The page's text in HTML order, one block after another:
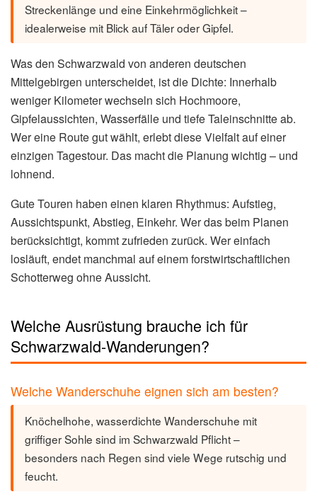
Streckenlänge und eine Einkehrmöglichkeit –
idealerweise mit Blick auf Täler oder Gipfel.
Was den Schwarzwald von anderen deutschen
Mittelgebirgen unterscheidet, ist die Dichte: Innerhalb
weniger Kilometer wechseln sich Hochmoore,
Gipfelaussichten, Wasserfälle und tiefe Taleinschnitte ab.
Wer eine Route gut wählt, erlebt diese Vielfalt auf einer
einzigen Tagestour. Das macht die Planung wichtig – und
lohnend.
Gute Touren haben einen klaren Rhythmus: Aufstieg,
Aussichtspunkt, Abstieg, Einkehr. Wer das beim Planen
berücksichtigt, kommt zufrieden zurück. Wer einfach
losläuft, endet manchmal auf einem forstwirtschaftlichen
Schotterweg ohne Aussicht.
Welche Ausrüstung brauche ich für
Schwarzwald-Wanderungen?
Welche Wanderschuhe eignen sich am besten?
Knöchelhohe, wasserdichte Wanderschuhe mit
griffiger Sohle sind im Schwarzwald Pflicht –
besonders nach Regen sind viele Wege rutschig und
feucht.